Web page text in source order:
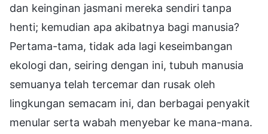
dan keinginan jasmani mereka sendiri tanpa
henti; kemudian apa akibatnya bagi manusia?
Pertama-tama, tidak ada lagi keseimbangan
ekologi dan, seiring dengan ini, tubuh manusia
semuanya telah tercemar dan rusak oleh
lingkungan semacam ini, dan berbagai penyakit
menular serta wabah menyebar ke mana-mana.